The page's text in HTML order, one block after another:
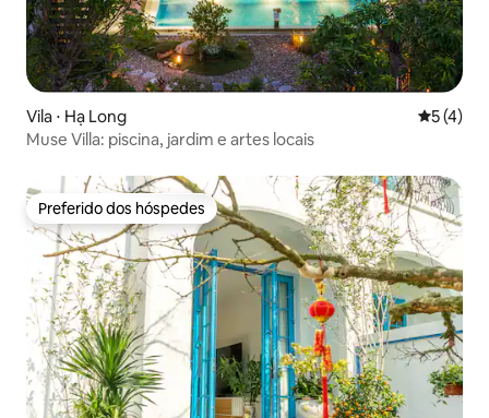
Vila ⋅ Hạ Long 5 de
5 (4)
Muse Villa: piscina, jardim e artes locais
Preferido dos hóspedes
Preferido dos hóspedes